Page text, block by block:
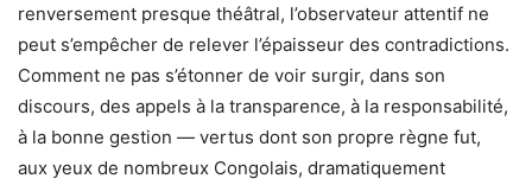
renversement presque théâtral, l’observateur attentif ne
peut s’empêcher de relever l’épaisseur des contradictions.
Comment ne pas s’étonner de voir surgir, dans son
discours, des appels à la transparence, à la responsabilité,
à la bonne gestion — vertus dont son propre règne fut,
aux yeux de nombreux Congolais, dramatiquement